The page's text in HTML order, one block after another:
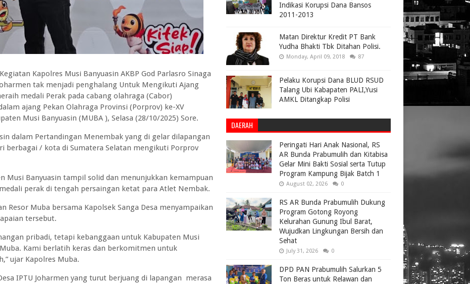
Kapolres Musi Banyuasin AKBP God Parlasro Sinaga
tak menjadi penghalang Untuk Mengikuti Ajang
medali Perak pada cabang olahraga (Cabor)
ajang Pekan Olahraga Provinsi (Porprov) ke-XV
Musi Banyuasin (MUBA ), Selasa (28/10/2025) Sore.
dalam Pertandingan Menembak yang di gelar dilapangan
berbagai / kota di Sumatera Selatan mengikuti Porprov
Musi Banyuasin tampil solid dan menunjukkan kemampuan
perak di tengah persaingan ketat para Atlet Nembak.
Resor Muba bersama Kapolsek Sanga Desa menyampaikan
tersebut.
pribadi, tetapi kebanggaan untuk Kabupaten Musi
Kami berlatih keras dan berkomitmen untuk
ujar Kapolres Muba.
IPTU Joharmen yang turut berjuang di lapangan merasa
Indikasi Korupsi Dana Bansos
2011-2013
Matan Direktur Kredit PT Bank
Yudha Bhakti Tbk Ditahan Polisi.
Monday, April 09, 2018 87
Pelaku Korupsi Dana BLUD RSUD
Talang Ubi Kabapaten PALI,Yusi
AMKL Ditangkap Polisi
DAERAH
Peringati Hari Anak Nasional, RS
AR Bunda Prabumulih dan Kitabisa
Gelar Mini Bakti Sosial serta Tutup
Program Kampung Bijak Batch 1
August 02, 2026 0
RS AR Bunda Prabumulih Dukung
Program Gotong Royong
Kelurahan Gunung Ibul Barat,
Wujudkan Lingkungan Bersih dan
Sehat
July 31, 2026 0
DPD PAN Prabumulih Salurkan 5
Ton Beras untuk Relawan dan